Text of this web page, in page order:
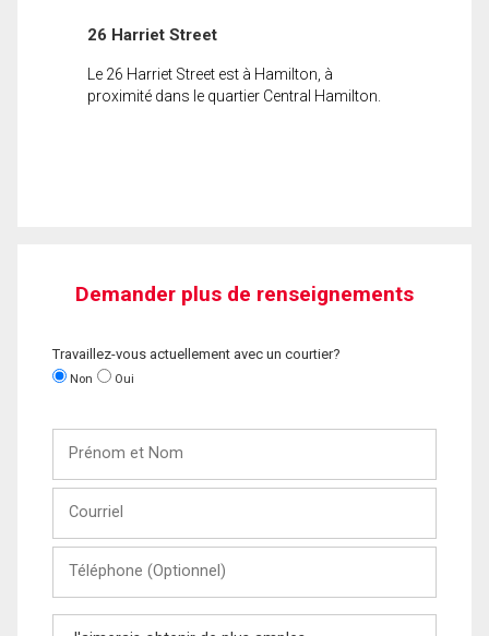
26 Harriet Street
Le 26 Harriet Street est à Hamilton, à
proximité dans le quartier Central Hamilton.
Demander plus de renseignements
Travaillez-vous actuellement avec un courtier?
Non Oui
Nom
(Optionnel)
Message